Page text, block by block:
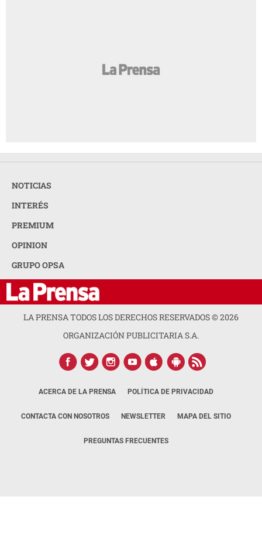
NOTICIAS
INTERÉS
PREMIUM
OPINION
GRUPO OPSA
LA PRENSA TODOS LOS DERECHOS RESERVADOS ©2026
ORGANIZACIÓN PUBLICITARIA S.A.
ACERCA DE LA PRENSA POLÍTICA DE PRIVACIDAD
CONTACTA CON NOSOTROS NEWSLETTER MAPA DEL SITIO
PREGUNTAS FRECUENTES